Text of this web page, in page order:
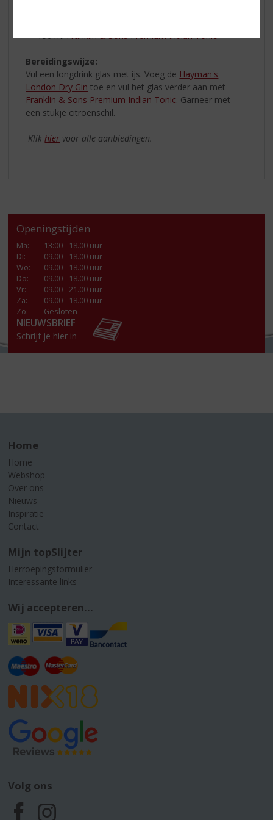
150 mlFranklin & Sons Premium Indian Tonic
Bereidingswijze:
Vul een longdrink glas met ijs. Voeg de Hayman's
London Dry Gin toe en vul het glas verder aan met
Franklin & Sons Premium Indian Tonic. Garneer met
een stukje citroenschil.
Klikhier voor alle aanbiedingen.
Openingstijden
Ma:
13:00 - 18.00 uur
Di:
09.00 - 18.00 uur
Wo:
09.00 - 18.00 uur
Do:
09.00 - 18.00 uur
Vr:
09.00 - 21.00 uur
Za:
09.00 - 18.00 uur
Zo:
Gesloten
NIEUWSBRIEF
Schrijf je hier in
Home
Home
Webshop
Over ons
Nieuws
Inspiratie
Contact
Mijn topSlijter
Herroepingsformulier
Interessante links
Wij accepteren...
Volg ons
F I